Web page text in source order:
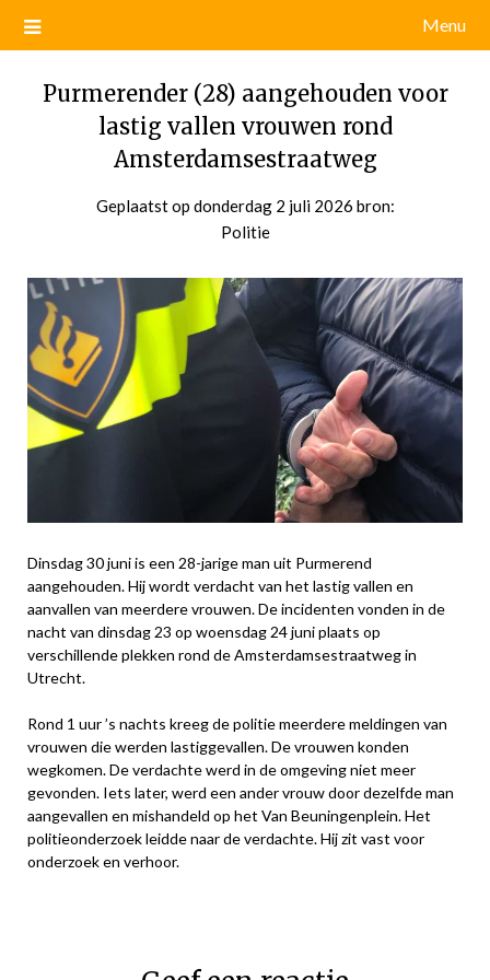
Menu
Purmerender (28) aangehouden voor
lastig vallen vrouwen rond
Amsterdamsestraatweg
Geplaatst op donderdag 2 juli 2026 door
bron:
Politie
Dinsdag 30 juni is een 28-jarige man uit Purmerend
aangehouden. Hij wordt verdacht van het lastig vallen en
aanvallen van meerdere vrouwen. De incidenten vonden in de
nacht van dinsdag 23 op woensdag 24 juni plaats op
verschillende plekken rond de Amsterdamsestraatweg in
Utrecht.
Rond 1 uur ’s nachts kreeg de politie meerdere meldingen van
vrouwen die werden lastiggevallen. De vrouwen konden
wegkomen. De verdachte werd in de omgeving niet meer
gevonden. Iets later, werd een ander vrouw door dezelfde man
aangevallen en mishandeld op het Van Beuningenplein. Het
politieonderzoek leidde naar de verdachte. Hij zit vast voor
onderzoek en verhoor.